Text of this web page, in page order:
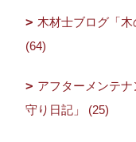
木材士ブログ「木
(64)
アフターメンテ
守り日記」 (25)